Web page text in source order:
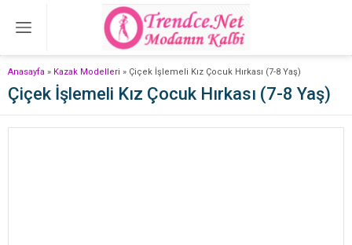
Anasayfa » Kazak Modelleri » Çiçek İşlemeli Kız Çocuk Hırkası (7-8 Yaş)
Çiçek İşlemeli Kız Çocuk Hırkası (7-8 Yaş)